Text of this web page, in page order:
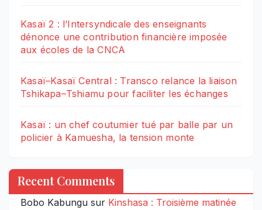
Kasaï 2 : l’Intersyndicale des enseignants
dénonce une contribution financière imposée
aux écoles de la CNCA
Kasaï–Kasaï Central : Transco relance la liaison
Tshikapa–Tshiamu pour faciliter les échanges
Kasaï : un chef coutumier tué par balle par un
policier à Kamuesha, la tension monte
Recent Comments
Bobo Kabungu sur Kinshasa : Troisième matinée